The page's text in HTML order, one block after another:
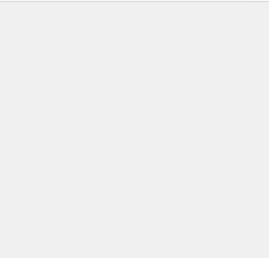
advertising
content
content